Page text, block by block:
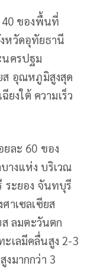
ของพื้นที่
หวัดอุทัยธานี
ครปฐม
ส อุณหภูมิสูงสุด
ยงใต้ ความเร็ว
ละ 60 ของ
งแห่ง บริเวณ
ระยอง จันทบุรี
าเซลเซียส
ลมตะวันตก
ะเลมีคลื่นสูง 2-3
มากกว่า 3